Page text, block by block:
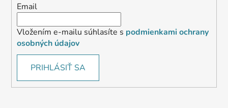
Email
Vložením e-mailu súhlasíte s podmienkami ochrany
osobných údajov
PRIHLÁSIŤ SA